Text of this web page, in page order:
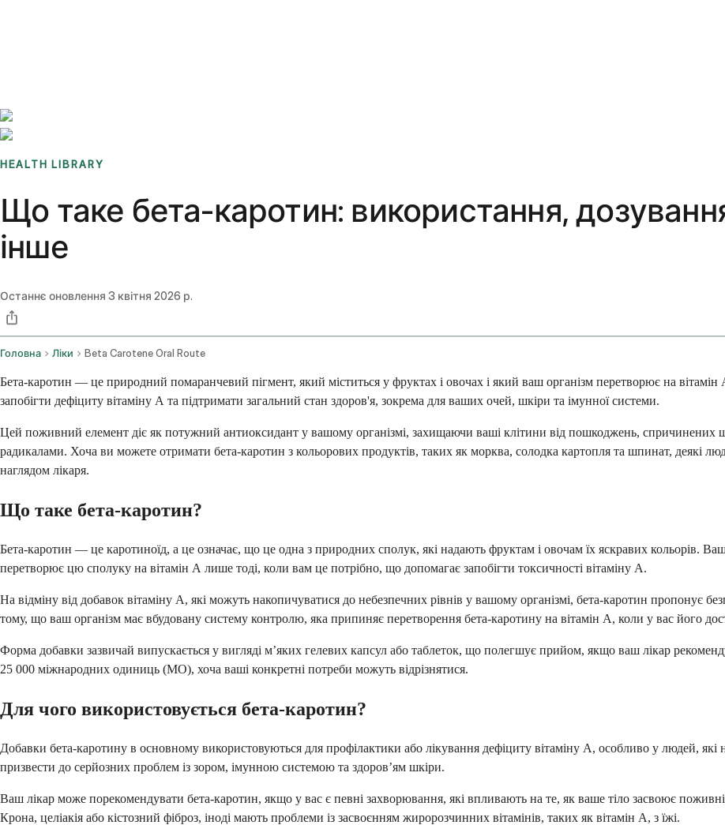
HEALTH LIBRARY
Що таке бета-каротин: використання,
інше
Останнє оновлення 3 квітня 2026 р.
Головна Ліки Beta Carotene Oral Route
Бета-каротин — це природний помаранчевий пігмент, який міститься у фруктах і овочах і який ваш організм перетворює на
запобігти дефіциту вітаміну А та підтримати загальний стан здоров'я, зокрема для ваших очей, шкіри та імунної системи.
Цей поживний елемент діє як потужний антиоксидант у вашому організмі, захищаючи ваші клітини від пошкоджень, спричинених
радикалами. Хоча ви можете отримати бета-каротин з кольорових продуктів, таких як морква, солодка картопля та шпинат, деякі
наглядом лікаря.
Що таке бета-каротин?
Бета-каротин — це каротиноїд, а це означає, що це одна з природних сполук, які надають фруктам і овочам їх яскравих кольорів.
перетворює цю сполуку на вітамін А лише тоді, коли вам це потрібно, що допомагає запобігти токсичності вітаміну А.
На відміну від добавок вітаміну А, які можуть накопичуватися до небезпечних рівнів у вашому організмі, бета-каротин пропонує
тому, що ваш організм має вбудовану систему контролю, яка припиняє перетворення бета-каротину на вітамін А, коли у вас його
Форма добавки зазвичай випускається у вигляді м’яких гелевих капсул або таблеток, що полегшує прийом, якщо ваш лікар
25 000 міжнародних одиниць (МО), хоча ваші конкретні потреби можуть відрізнятися.
Для чого використовується бета-каротин?
Добавки бета-каротину в основному використовуються для профілактики або лікування дефіциту вітаміну А, особливо у людей,
призвести до серйозних проблем із зором, імунною системою та здоров’ям шкіри.
Ваш лікар може порекомендувати бета-каротин, якщо у вас є певні захворювання, які впливають на те, як ваше тіло засвоює
Крона, целіакія або кістозний фіброз, іноді мають проблеми із засвоєнням жиророзчинних вітамінів, таких як вітамін А, з їжі.